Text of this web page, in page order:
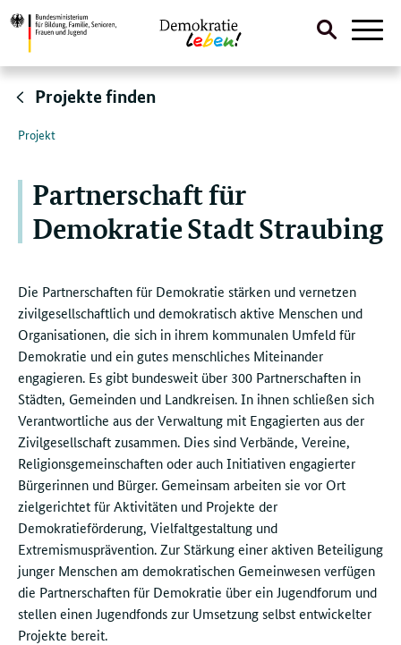
Direktlink:
Suche
Projekte finden
Projekt
Partnerschaft für
Demokratie Stadt Straubing
Die Partnerschaften für Demokratie stärken und vernetzen
zivilgesellschaftlich und demokratisch aktive Menschen und
Organisationen, die sich in ihrem kommunalen Umfeld für
Demokratie und ein gutes menschliches Miteinander
engagieren. Es gibt bundesweit über 300 Partnerschaften in
Städten, Gemeinden und Landkreisen. In ihnen schließen sich
Verantwortliche aus der Verwaltung mit Engagierten aus der
Zivilgesellschaft zusammen. Dies sind Verbände, Vereine,
Religionsgemeinschaften oder auch Initiativen engagierter
Bürgerinnen und Bürger. Gemeinsam arbeiten sie vor Ort
zielgerichtet für Aktivitäten und Projekte der
Demokratieförderung, Vielfaltgestaltung und
Extremismusprävention. Zur Stärkung einer aktiven Beteiligung
junger Menschen am demokratischen Gemeinwesen verfügen
die Partnerschaften für Demokratie über ein Jugendforum und
stellen einen Jugendfonds zur Umsetzung selbst entwickelter
Projekte bereit.